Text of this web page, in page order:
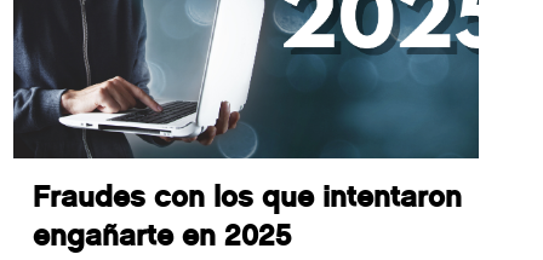
Fraudes con los que intentaron
engañarte en 2025